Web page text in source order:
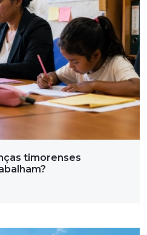
timorenses